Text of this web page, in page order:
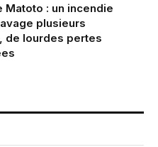
Matoto : un incendie
plusieurs
de lourdes pertes